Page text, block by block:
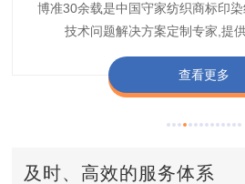
博准30余载是中国守家纺织商标印
技术问题解决方案定制专家,提
查看更多
博准是一家专注30余载设计研发织
标缩水品质技术问题解决方案一
查看更多
博准30余载专注提供纺织品印唛、
题技术解决方案一站式服务商,
查看更多
博准经营多年是行业专业纺织品
A622,FSD,FSE商标
查看更多
博准长期致力于皮革商标湿摩擦
增进剂加工定制服务技术
查看更多
及时、高效的服务体系